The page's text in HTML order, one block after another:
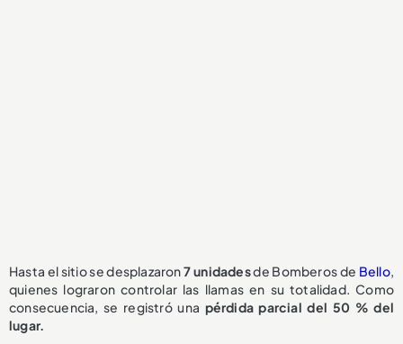
Hasta el sitio se desplazaron7 unidadesde Bomberos de Bello,
quienes lograron controlar las llamas en su totalidad. Como
consecuencia, se registró una pérdida parcial del 50 % del
lugar.